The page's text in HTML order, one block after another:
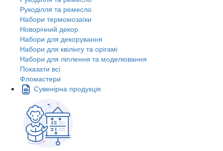
Рукоділля та ремесло
Набори термомозаїки
Новорічний декор
Набори для декорування
Набори для квілінгу та орігамі
Набори для ліплення та моделювання
Показати всі
Фломастери
Сувенірна продукція